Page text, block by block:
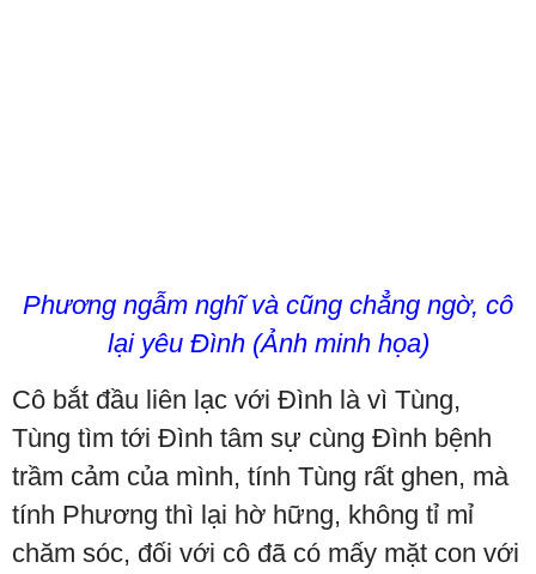
Phương ngẫm nghĩ và cũng chẳng ngờ, cô
lại yêu Đình (Ảnh minh họa)
Cô bắt đầu liên lạc với Đình là vì Tùng,
Tùng tìm tới Đình tâm sự cùng Đình bệnh
trầm cảm của mình, tính Tùng rất ghen, mà
tính Phương thì lại hờ hững, không tỉ mỉ
chăm sóc, đối với cô đã có mấy mặt con với